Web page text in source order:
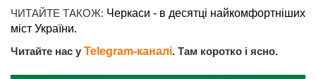
ЧИТАЙТЕ ТАКОЖ: Черкаси - в десятці найкомфортніших
міст України.
Читайте нас у Telegram-каналі. Там коротко і ясно.